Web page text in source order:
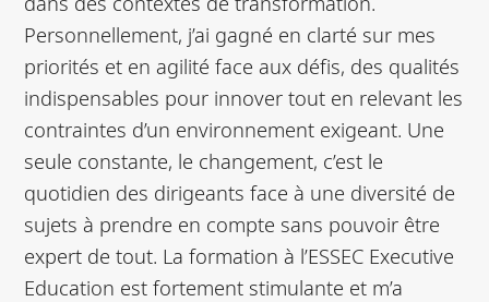
Personnellement, j’ai gagné en clarté sur mes
priorités et en agilité face aux défis, des qualités
indispensables pour innover tout en relevant les
contraintes d’un environnement exigeant. Une
seule constante, le changement, c’est le
quotidien des dirigeants face à une diversité de
sujets à prendre en compte sans pouvoir être
expert de tout. La formation à l’ESSEC Executive
Education est fortement stimulante et m’a